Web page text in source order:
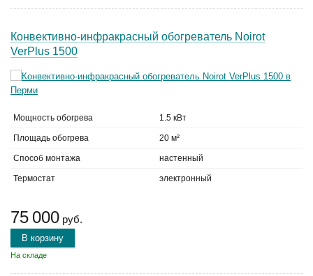
Конвективно-инфракрасный обогреватель Noirot
VerPlus 1500
Мощность обогрева 1.5 кВт
Площадь обогрева 20 м²
Способ монтажа настенный
Термостат электронный
75 000 руб.
В корзину
На складе